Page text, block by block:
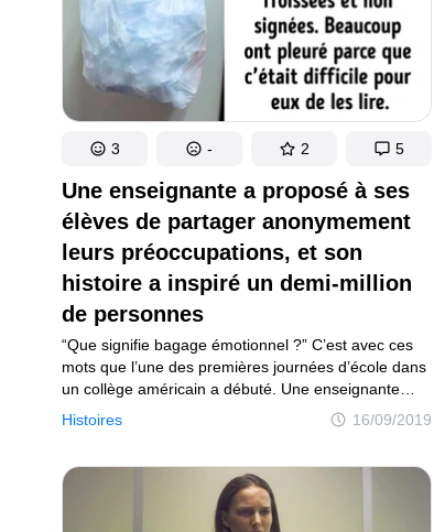
Une enseignante a proposé à ses
élèves de partager anonymement
leurs préoccupations, et son
histoire a inspiré un demi-million
de personnes
Histoires 16/09/2019
“Que signifie bagage émotionnel ?” C’est avec ces
mots que l’une des premières journées d’école dans
un collège américain a débuté. Une enseignante
ayant 22 ans de carrière derrière elle, Karen Loewe,
et travaillant avec des jeunes en classe de 5ème
au stress quotidien. Lorsqu’elle en a parlé sur
Facebook, plus de 500 000 personnes ont partagé
sa publication, et les enseignants d’autres pays, dont
3 - 2 5